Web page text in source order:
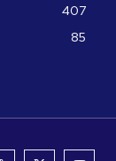
407
85